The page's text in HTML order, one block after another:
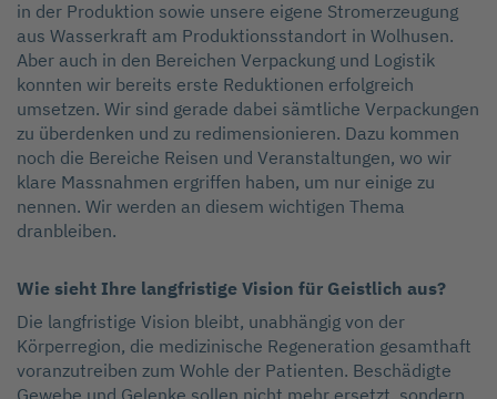
in der Produktion sowie unsere eigene Stromerzeugung
aus Wasserkraft am Produktionsstandort in Wolhusen.
Aber auch in den Bereichen Verpackung und Logistik
konnten wir bereits erste Reduktionen erfolgreich
umsetzen. Wir sind gerade dabei sämtliche Verpackungen
zu überdenken und zu redimensionieren. Dazu kommen
noch die Bereiche Reisen und Veranstaltungen, wo wir
klare Massnahmen ergriffen haben, um nur einige zu
nennen. Wir werden an diesem wichtigen Thema
dranbleiben.
Wie sieht Ihre langfristige Vision für Geistlich aus?
Die langfristige Vision bleibt, unabhängig von der
Körperregion, die medizinische Regeneration gesamthaft
voranzutreiben zum Wohle der Patienten. Beschädigte